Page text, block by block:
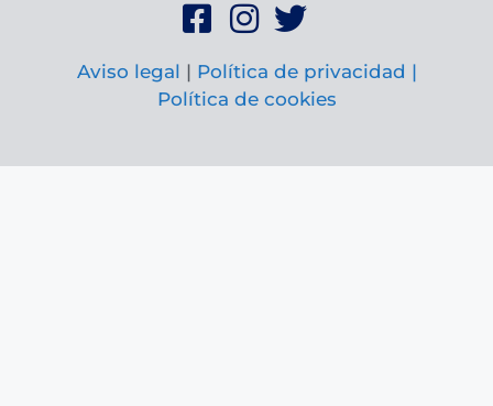
Aviso legal | Política de privacidad |
Política de cookies